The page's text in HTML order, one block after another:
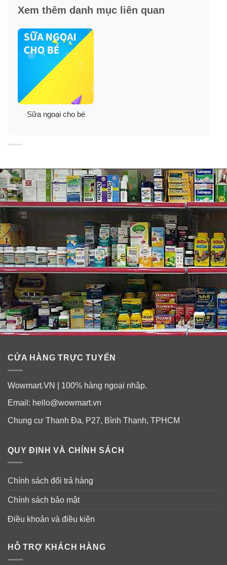
Lượng Canxi gấp đôi so với Meiji số 0 kết hợp cùng tỷ
lệ Canxi/ Photpho là 2,0 và Canxi/ Magie trong sữa
Meiji là 7,6 theo đúng chuẩn FAO/WHO. Đồng thời
lượng vitamin D trong sữa cũng sẽ giúp bé hấp thu
Canxi một cách tốt hơn. Do đó, với việc sử dụng Meiji
mỗi ngày, bé sẽ được hỗ trợ để tăng cường chiều cao
cũng như sự chắc khỏe của răng.
Giúp hệ tiêu hóa khỏe mạnh
khiến trẻ ăn ngon miệng hơn, nhanh chóng tăng cân.
Công nghệ đầu tiên trên thế giới
Meiji 9 dạng thanh sử dụng công nghệ Nhật Bản tiên
tiến được cấp bằng sáng chế lần đầu tiên trên thế giới
mang đến những viên sữa bột hình lập phương. Một
viên pha được 40ml dễ hòa tan, giúp mẹ thuận tiện hơn
trong việc pha sữa cho con. Bởi mẹ đã không cần đến
những chiếc thìa để đong đếm. Nó cũng vô cùng tiện lợi
để mẹ mang sữa theo cho bé ăn khi cả nhà ra ngoài,
đồng thời dễ dàng hơn trong việc kiểm soát lượng sữa
bé đã dùng hay còn dư trong hộp.
Nhật Bản
–Bước 1: Vệ sinh tay, tiệt trùng dụng cụ pha sữa.
–Bước 2 : Pha sữa ở nhiệt độ nước 40-50 độ C. Mỗi
Xem thêm danh mục liên quan
Sữa ngoại cho bé
CỬA HÀNG TRỰC TUYẾN
Wowmart.VN | 100% hàng ngoại nhập.
Email: hello@wowmart.vn
Chung cư Thanh Đa, P27, Bình Thạnh, TPHCM
QUY ĐỊNH VÀ CHÍNH SÁCH
Chính sách đổi trả hàng
Chính sách bảo mật
Điều khoản và điều kiện
HỖ TRỢ KHÁCH HÀNG